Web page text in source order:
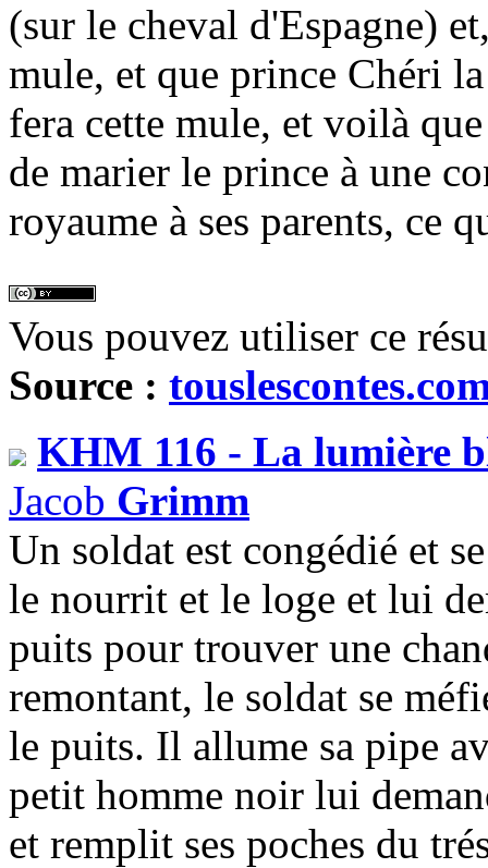
(sur le cheval d'Espagne)
mule, et que prince Chéri
fera cette mule, et voilà
de marier le prince à une
royaume à ses parents, ce
Vous pouvez utiliser ce
Source :
KHM 116 - La lumière
Jacob Grimm
Un soldat est congédié et
le nourrit et le loge et lui
puits pour trouver une
remontant, le soldat se
le puits. Il allume sa pipe
petit homme noir lui
et remplit ses poches du